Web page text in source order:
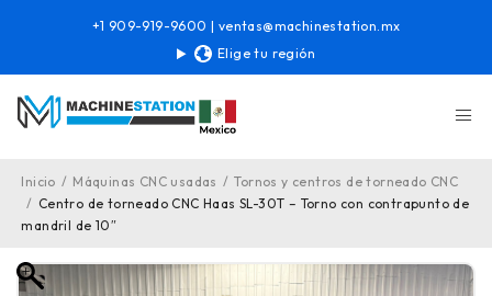
Elige tu región
+1 909-919-9600 | ventas@machinestation.mx
Inicio / Máquinas CNC usadas / Tornos y centros de torneado CNC
/ Centro de torneado CNC Haas SL-30T – Torno con contrapunto de
mandril de 10″